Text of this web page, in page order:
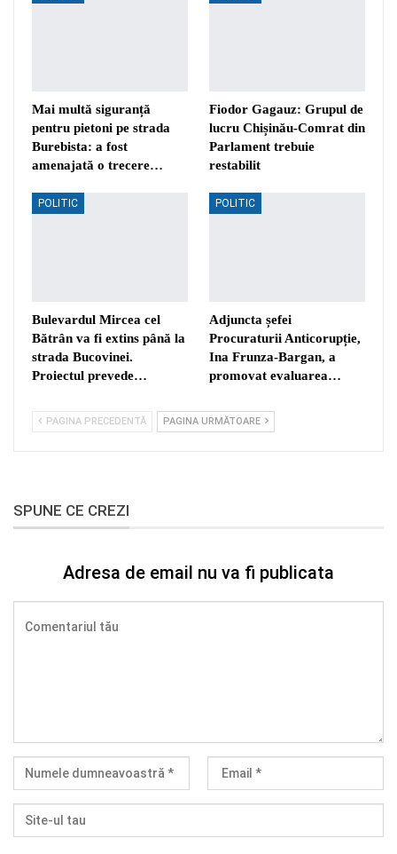
Mai multă siguranță
pentru pietoni pe strada
Burebista: a fost
amenajată o trecere…
Fiodor Gagauz: Grupul de
lucru Chișinău-Comrat din
Parlament trebuie
restabilit
POLITIC
Bulevardul Mircea cel
Bătrân va fi extins până la
strada Bucovinei.
Proiectul prevede…
POLITIC
Adjuncta șefei
Procuraturii Anticorupție,
Ina Frunza-Bargan, a
promovat evaluarea…
PAGINA PRECEDENTĂ PAGINA URMĂTOARE
SPUNE CE CREZI
Adresa de email nu va fi publicata